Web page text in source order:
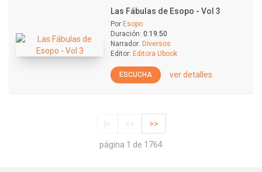
Las Fábulas de Esopo - Vol 3
Por Esopo
Duración: 0:19:50
Narrador: Diversos
Editor: Editora Ubook
ESCUCHA ver detalles
|< << >>
página 1 de 1764